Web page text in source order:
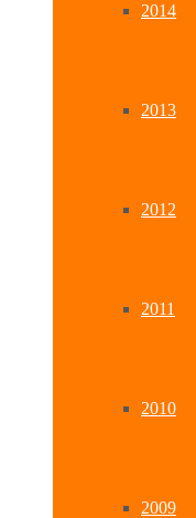
2014
2013
2012
2011
2010
2009